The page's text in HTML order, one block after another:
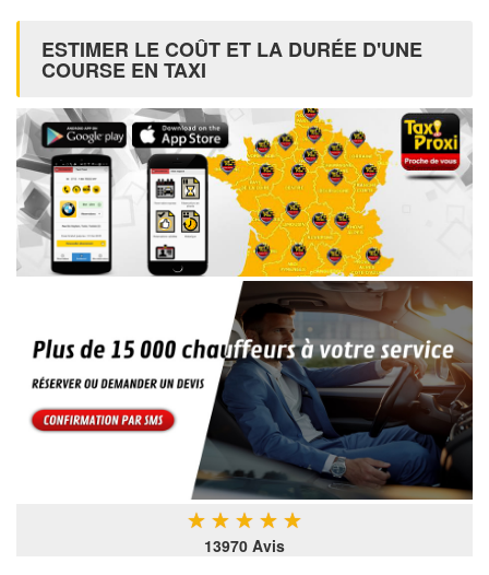
ESTIMER LE COÛT ET LA DURÉE D'UNE
COURSE EN TAXI
★ ★ ★ ★ ★
13970 Avis